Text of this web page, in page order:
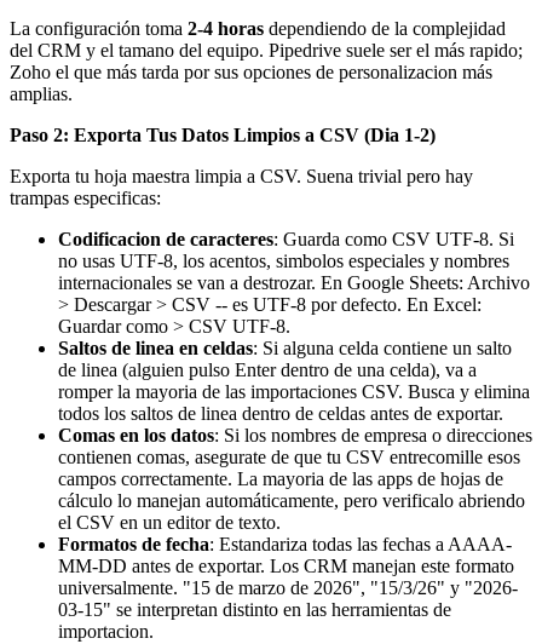
La configuración toma 2-4 horas dependiendo de la complejidad
del CRM y el tamano del equipo. Pipedrive suele ser el más rapido;
Zoho el que más tarda por sus opciones de personalizacion más
amplias.
Paso 2: Exporta Tus Datos Limpios a CSV (Dia 1-2)
Exporta tu hoja maestra limpia a CSV. Suena trivial pero hay
trampas especificas:
Codificacion de caracteres: Guarda como CSV UTF-8. Si
no usas UTF-8, los acentos, simbolos especiales y nombres
internacionales se van a destrozar. En Google Sheets: Archivo
> Descargar > CSV -- es UTF-8 por defecto. En Excel:
Guardar como > CSV UTF-8.
Saltos de linea en celdas: Si alguna celda contiene un salto
de linea (alguien pulso Enter dentro de una celda), va a
romper la mayoria de las importaciones CSV. Busca y elimina
todos los saltos de linea dentro de celdas antes de exportar.
Comas en los datos: Si los nombres de empresa o direcciones
contienen comas, asegurate de que tu CSV entrecomille esos
campos correctamente. La mayoria de las apps de hojas de
cálculo lo manejan automáticamente, pero verificalo abriendo
el CSV en un editor de texto.
Formatos de fecha: Estandariza todas las fechas a AAAA-
MM-DD antes de exportar. Los CRM manejan este formato
universalmente. "15 de marzo de 2026", "15/3/26" y "2026-
03-15" se interpretan distinto en las herramientas de
importacion.